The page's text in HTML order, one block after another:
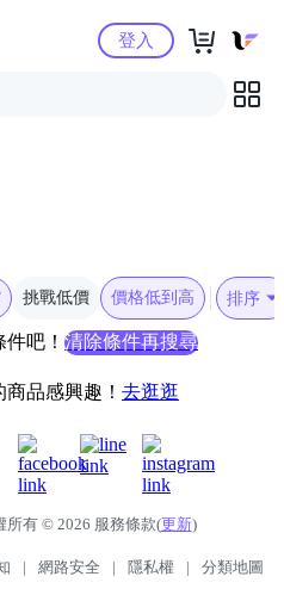
Yahoo購物中心
登入
挑戰低價 價格低到高 排序
吧！ 清除條件再搜尋
品感興趣！ 去逛逛
所有 © 2026 服務條款(更新)
| 網路安全 | 隱私權 | 分類地圖